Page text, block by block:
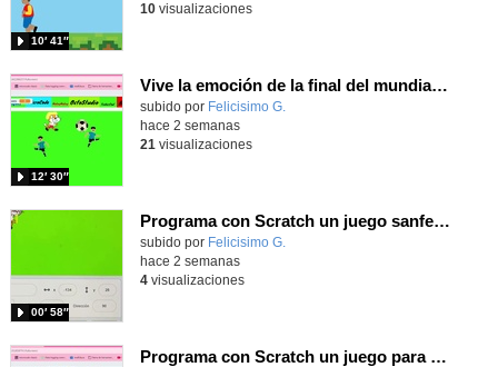
10′ 41″
10visualizaciones
Vive la emoción de la final del mundial programando con Scratch, un juego de toques y esquivar contrarios
Contenido educativo.
subido por Felicisimo G.
12′ 30″
hace 2 semanas
21 visualizaciones
Programa con Scratch un juego sanferminero con Mikel Merino evitando toros y dando toques al balón.
Contenido educativo.
subido por Felicisimo G.
00′ 58″
hace 2 semanas
4visualizaciones
Programa con Scratch un juego para vivir la emoción de los centros desde la banda de España